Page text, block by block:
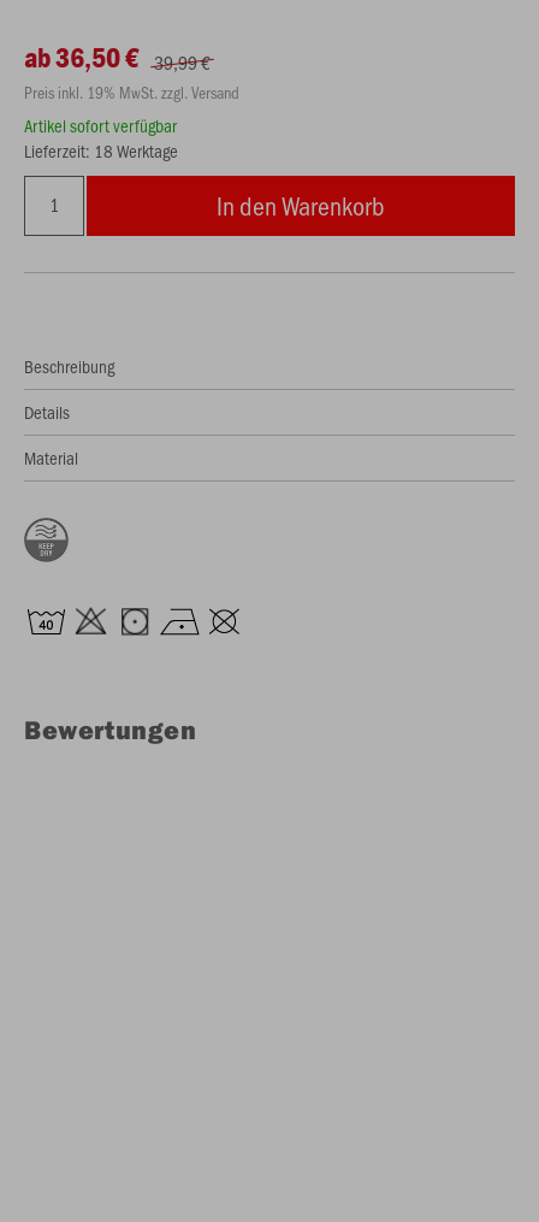
ab 36,50 € 39,99 €
Preis inkl. 19% MwSt. zzgl. Versand
Artikel sofort verfügbar
Lieferzeit: 18 Werktage
In den Warenkorb
Beschreibung
Details
Material
Bewertungen